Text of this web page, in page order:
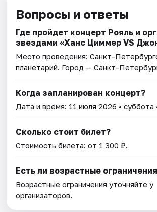
Вопросы и ответы
Где пройдет концерт Рояль и
звездами «Ханс Циммер VS
Место проведения:Санкт-
планетарий. Город — Санкт-
Когда запланирован концерт?
Дата и время: 11 июля 2026 • суббота
Сколько стоит билет?
Стоимость билета: от 1 300 ₽.
Есть ли возрастные
Возрастные ограничения уточняйте у
организаторов.